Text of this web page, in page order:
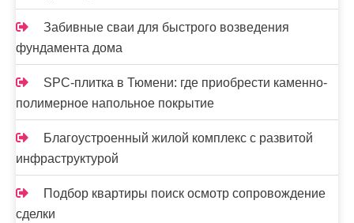
Забивные сваи для быстрого возведения
фундамента дома
SPC-плитка в Тюмени: где приобрести каменно-
полимерное напольное покрытие
Благоустроенный жилой комплекс с развитой
инфраструктурой
Подбор квартиры поиск осмотр сопровождение
сделки